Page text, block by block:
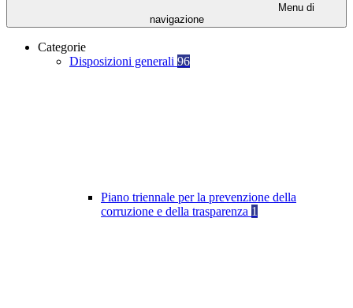
Menu di
navigazione
Categorie
Disposizioni generali 96
Piano triennale per la prevenzione della
corruzione e della trasparenza 1